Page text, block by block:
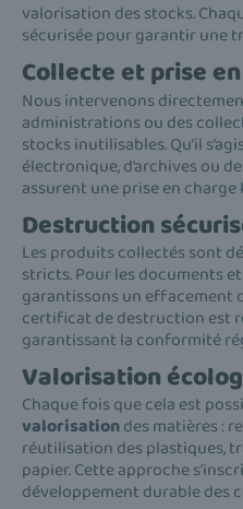
valorisation des stocks.
sécurisée pour garantir une
Collecte et prise
Nous intervenons
administrations ou des
stocks inutilisables. Qu’il
électronique, d’archives ou
assurent une prise en
Destruction
Les produits collectés sont
stricts. Pour les documents
garantissons un effacement
certificat de destruction est
garantissant la conformité
Valorisation
Chaque fois que cela est
valorisationdes matières :
réutilisation des plastiques,
papier. Cette approche
développement durable des